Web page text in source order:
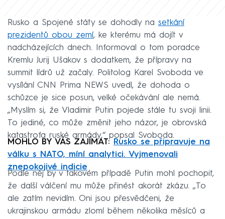
Rusko a Spojené státy se dohodly na setkání
prezidentů obou zemí, ke kterému má dojít v
nadcházejících dnech. Informoval o tom poradce
Kremlu Jurij Ušakov s dodatkem, že přípravy na
summit lídrů už začaly. Politolog Karel Svoboda ve
vysílání CNN Prima NEWS uvedl, že dohoda o
schůzce je sice posun, velké očekávání ale nemá.
„Myslím si, že Vladimir Putin pojede stále tu svoji linii.
To jediné, co může změnit jeho názor, je obrovská
katastrofa ruské armády,“ popsal Svoboda.
MOHLO BY VÁS ZAJÍMAT: Rusko se připravuje na
válku s NATO, míní analytici. Vyjmenovali
znepokojivé indicie
Podle něj by v takovém případě Putin mohl pochopit,
že další válčení mu může přinést akorát zkázu. „To
ale zatím nevidím. Oni jsou přesvědčeni, že
ukrajinskou armádu zlomí během několika měsíců a